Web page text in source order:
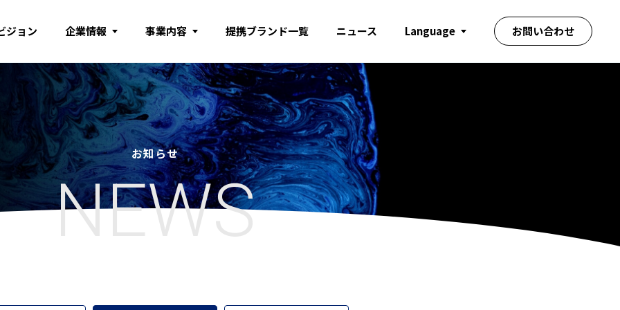
ジョン 企業情報 事業内容 提携ブランド一覧 ニュース Language お問い合わせ
お知らせ
NEWS